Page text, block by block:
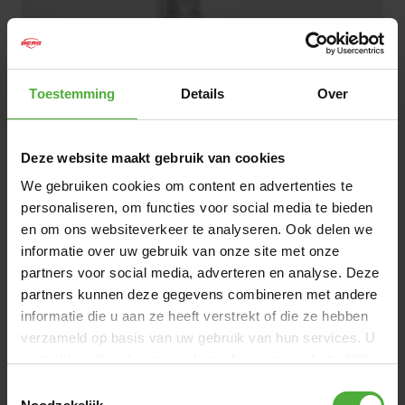
Toestemming Details Over
Deze website maakt gebruik van cookies
We gebruiken cookies om content en advertenties te
personaliseren, om functies voor social media te bieden
en om ons websiteverkeer te analyseren. Ook delen we
informatie over uw gebruik van onze site met onze
partners voor social media, adverteren en analyse. Deze
partners kunnen deze gegevens combineren met andere
informatie die u aan ze heeft verstrekt of die ze hebben
verzameld op basis van uw gebruik van hun services. U
1/1
Leveres inden for 1-4 hverdage
TILFØJ TIL KURV
Gratislevering ved køb for 375 DKK eller mere
Fremragende bedømmelse fra vores kunder:
9,2/10